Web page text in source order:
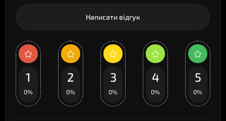
Написати відгук
1
0%
2
0%
3
0%
4
0%
5
0%